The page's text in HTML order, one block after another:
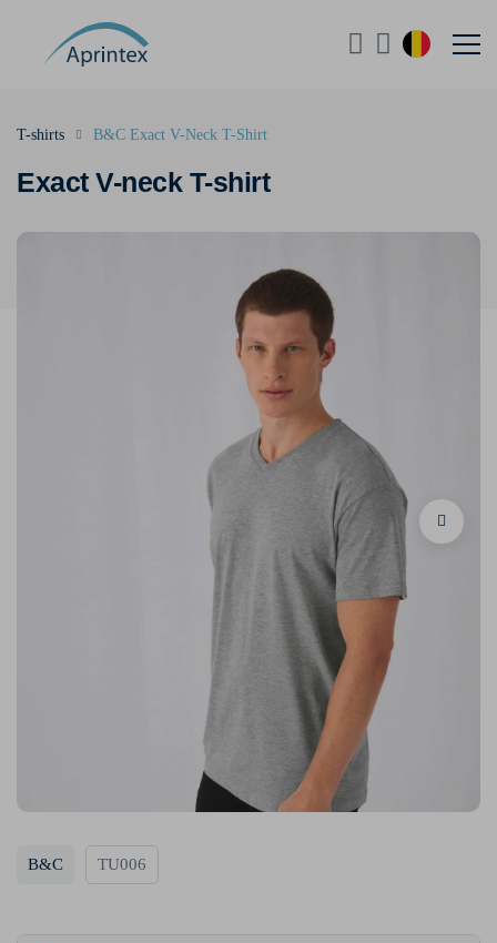
Exact V-neck T-shirt
T-shirts B&C Exact V-Neck T-Shirt
B&C TU006